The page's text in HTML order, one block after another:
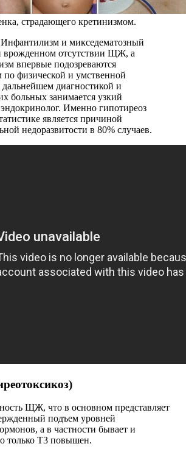
страдающего кретинизмом.
и микседематозный
врожденном отсутствии ЩЖ, а
впервые подозреваются
по физической и умственной
дальнейшем диагностикой и
больных занимается узкий
Именно гипотиреоз
является причиной
недоразвитости в 80% случаев.
ЩЖ, что в основном представляет
подъем уровней
а в частности бывает и
только Т3 повышен.